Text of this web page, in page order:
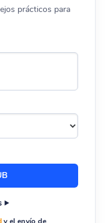
prácticos para